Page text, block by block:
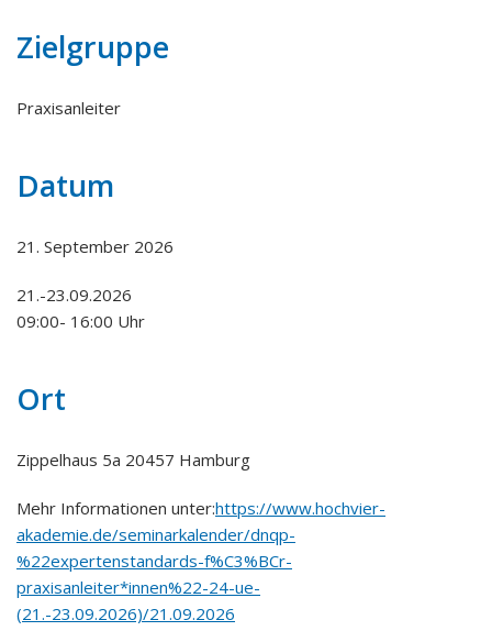
Zielgruppe
Praxisanleiter
Datum
21. September 2026
21.-23.09.2026
09:00- 16:00 Uhr
Ort
Zippelhaus 5a 20457 Hamburg
Mehr Informationen unter:https://www.hochvier-
akademie.de/seminarkalender/dnqp-
%22expertenstandards-f%C3%BCr-
praxisanleiter*innen%22-24-ue-
(21.-23.09.2026)/21.09.2026